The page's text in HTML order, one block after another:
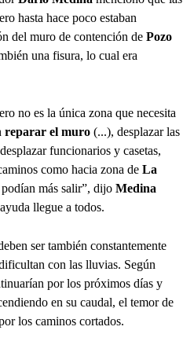
hasta hace poco estaban
del muro de contención de Pozo
una fisura, lo cual era
no es la única zona que necesita
reparar el muro (...), desplazar las
funcionarios y casetas,
como hacia zona de La
más salir”, dijo Medina
llegue a todos.
ser también constantemente
con las lluvias. Según
por los próximos días y
en su caudal, el temor de
los caminos cortados.